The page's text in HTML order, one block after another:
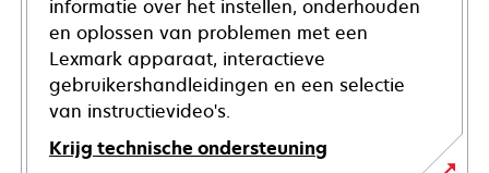
informatie over het instellen, onderhouden
en oplossen van problemen met een
Lexmark apparaat, interactieve
gebruikershandleidingen en een selectie
van instructievideo's.
Krijg technische ondersteuning